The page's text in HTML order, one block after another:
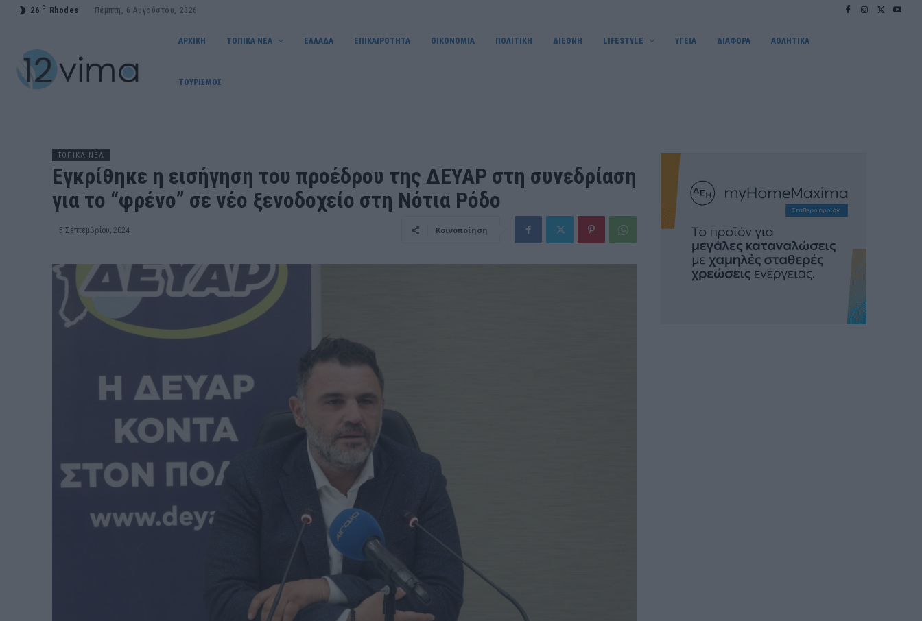
26 C Rhodes Πέμπτη, 6 Αυγούστου, 2026
ΑΡΧΙΚΗ ΤΟΠΙΚΑ ΝΕΑ ΕΛΛΑΔΑ ΕΠΙΚΑΙΡΟΤΗΤΑ OIKONOMIA ΠΟΛΙΤΙΚΗ ΔΙΕΘΝΗ LIFESTYLE ΥΓΕΙΑ ΔΙΑΦΟΡΑ ΑΘΛΗΤΙΚΑ
ΤΟΥΡΙΣΜΟΣ
ΤΟΠΙΚΑ ΝΕΑ
Εγκρίθηκε η εισήγηση του προέδρου της ΔΕΥΑΡ στη συνεδρίαση
για το “φρένο” σε νέο ξενοδοχείο στη Νότια Ρόδο
5 Σεπτεμβρίου, 2024 Κοινοποίηση